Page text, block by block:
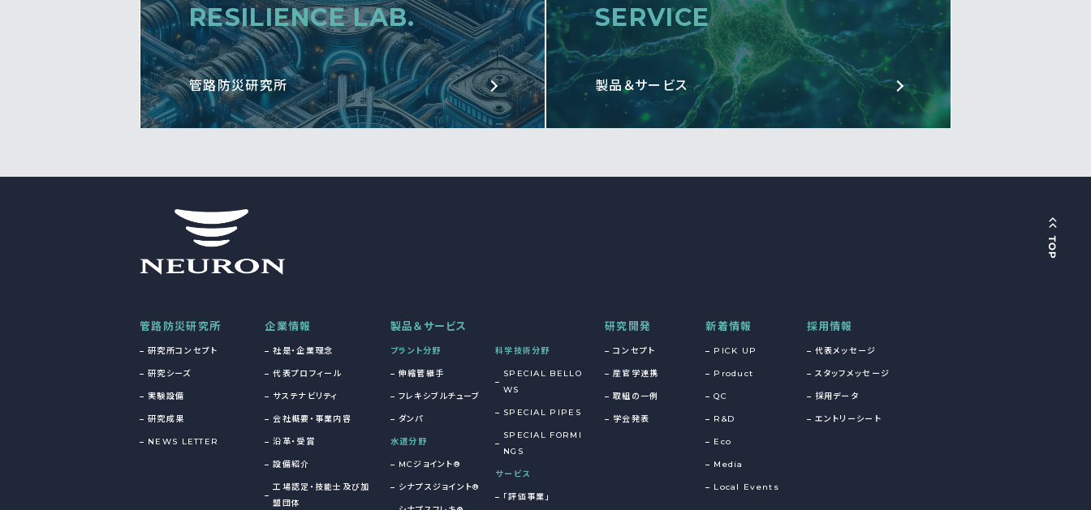
RESILIENCE LAB.
管路防災研究所
SERVICE
製品＆サービス
管路防災研究所
研究所コンセプト
研究シーズ
実験設備
研究成果
NEWS LETTER
企業情報
社是・企業理念
代表プロフィール
サステナビリティ
会社概要・事業内容
沿革・受賞
設備紹介
工場認定・技能士及び加
盟団体
製品＆サービス
プラント分野
伸縮管継手
フレキシブルチューブ
ダンパ
水道分野
MCジョイント®
シナプスジョイント®
科学技術分野
SPECIAL BELLO
WS
SPECIAL PIPES
SPECIAL FORMI
NGS
サービス
「評価事業」
研究開発
コンセプト
産官学連携
取組の一例
学会発表
新着情報
PICK UP
Product
QC
R&D
Eco
Media
Local Events
採用情報
代表メッセージ
スタッフメッセージ
採用データ
エントリーシート